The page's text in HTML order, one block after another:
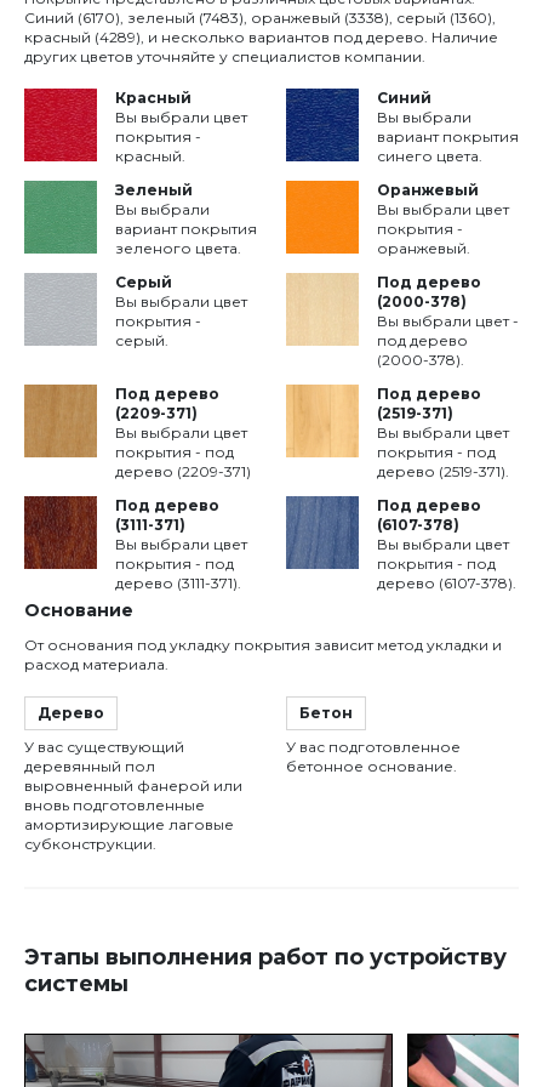
Синий (6170), зеленый (7483), оранжевый (3338), серый (1360),
красный (4289), и несколько вариантов под дерево. Наличие
других цветов уточняйте у специалистов компании.
Красный
Вы выбрали цвет
покрытия -
красный.
Синий
Вы выбрали
вариант покрытия
синего цвета.
Зеленый
Вы выбрали
вариант покрытия
зеленого цвета.
Оранжевый
Вы выбрали цвет
покрытия -
оранжевый.
Серый
Вы выбрали цвет
покрытия -
серый.
Под дерево
(2000-378)
Вы выбрали цвет -
под дерево
(2000-378).
Под дерево
(2209-371)
Вы выбрали цвет
покрытия - под
дерево (2209-371)
Под дерево
(2519-371)
Вы выбрали цвет
покрытия - под
дерево (2519-371).
Под дерево
(3111-371)
Вы выбрали цвет
покрытия - под
дерево (3111-371).
Под дерево
(6107-378)
Вы выбрали цвет
покрытия - под
дерево (6107-378).
Основание
От основания под укладку покрытия зависит метод укладки и
расход материала.
Дерево
У вас существующий
деревянный пол
выровненный фанерой или
вновь подготовленные
амортизирующие лаговые
субконструкции.
Бетон
У вас подготовленное
бетонное основание.
Этапы выполнения работ по устройству
системы